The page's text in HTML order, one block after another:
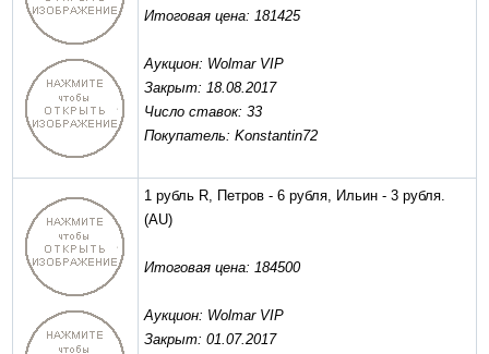
Итоговая цена: 181425
Аукцион: Wolmar VIP
Закрыт: 18.08.2017
Число ставок: 33
Покупатель: Konstantin72
1 рубль R, Петров - 6 рубля, Ильин - 3 рубля.
(AU)
Итоговая цена: 184500
Аукцион: Wolmar VIP
Закрыт: 01.07.2017